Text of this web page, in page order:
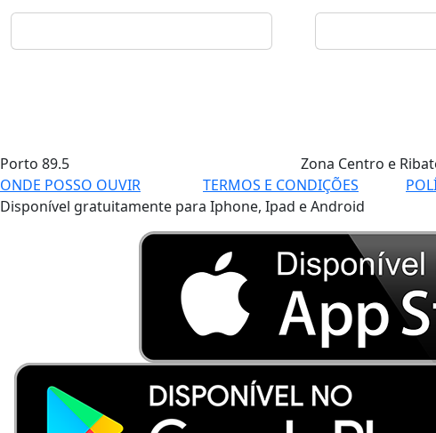
Porto 89.5 Zona Centro e
ONDE POSSO OUVIR
TERMOS E CONDIÇÕES
Disponível gratuitamente para Iphone, Ipad e Android